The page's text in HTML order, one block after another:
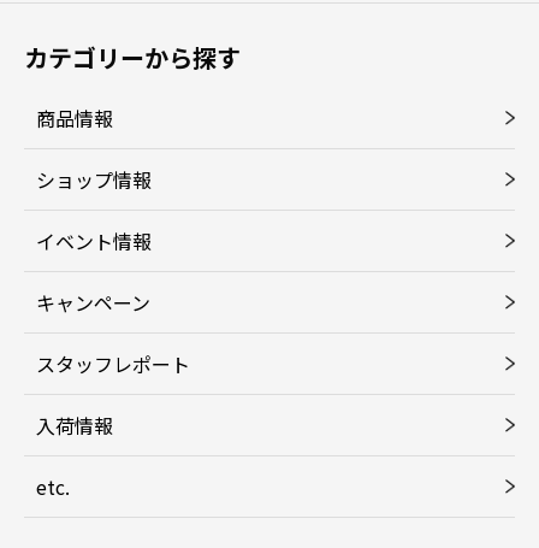
カテゴリーから探す
商品情報
ショップ情報
イベント情報
キャンペーン
スタッフレポート
入荷情報
etc.